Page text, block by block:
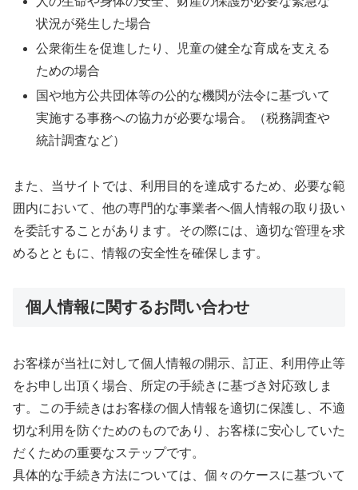
状況が発生した場合
公衆衛生を促進したり、児童の健全な育成を支える
ための場合
国や地方公共団体等の公的な機関が法令に基づいて
実施する事務への協力が必要な場合。（税務調査や
統計調査など）
また、当サイトでは、利用目的を達成するため、必要な範
囲内において、他の専門的な事業者へ個人情報の取り扱い
を委託することがあります。その際には、適切な管理を求
めるとともに、情報の安全性を確保します。
個人情報に関するお問い合わせ
お客様が当社に対して個人情報の開示、訂正、利用停止等
をお申し出頂く場合、所定の手続きに基づき対応致しま
す。この手続きはお客様の個人情報を適切に保護し、不適
切な利用を防ぐためのものであり、お客様に安心していた
だくための重要なステップです。
具体的な手続き方法については、個々のケースに基づいて